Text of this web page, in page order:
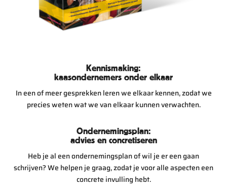
Kennismaking:
kaasondernemers onder elkaar
In een of meer gesprekken leren we elkaar kennen, zodat we
precies weten wat we van elkaar kunnen verwachten.
Ondernemingsplan:
advies en concretiseren
Heb je al een ondernemingsplan of wil je er een gaan
schrijven? We helpen je graag, zodat je voor alle aspecten een
concrete invulling hebt.